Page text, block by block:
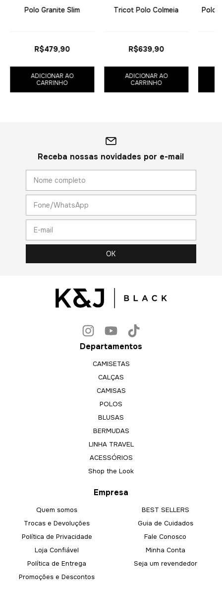
Polo Granite Slim
R$479,90
ADICIONAR AO
CARRINHO
Tricot Polo Colmeia
R$639,90
ADICIONAR AO
CARRINHO
Polo
Receba nossas novidades por e-mail
Departamentos
CAMISETAS
CALÇAS
CAMISAS
POLOS
BLUSAS
BERMUDAS
LINHA TRAVEL
ACESSÓRIOS
Shop the Look
Empresa
Quem somos
Trocas e Devoluções
Política de Privacidade
Loja Confiável
Política de Entrega
Promoções e Descontos
BEST SELLERS
Guia de Cuidados
Fale Conosco
Minha Conta
Seja um revendedor